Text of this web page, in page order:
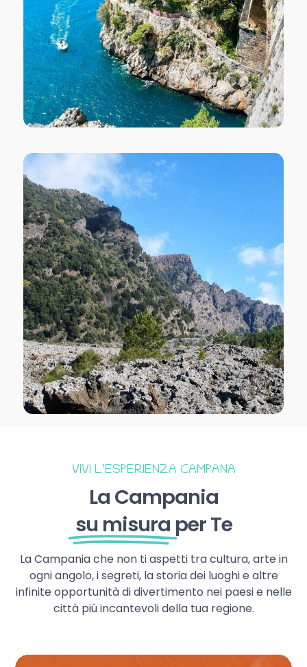
VIVI L’ESPERIENZA CAMPANA
La Campania
su misura per Te
La Campania che non ti aspetti tra cultura, arte in
ogni angolo, i segreti, la storia dei luoghi e altre
infinite opportunità di divertimento nei paesi e nelle
città più incantevoli della tua regione.